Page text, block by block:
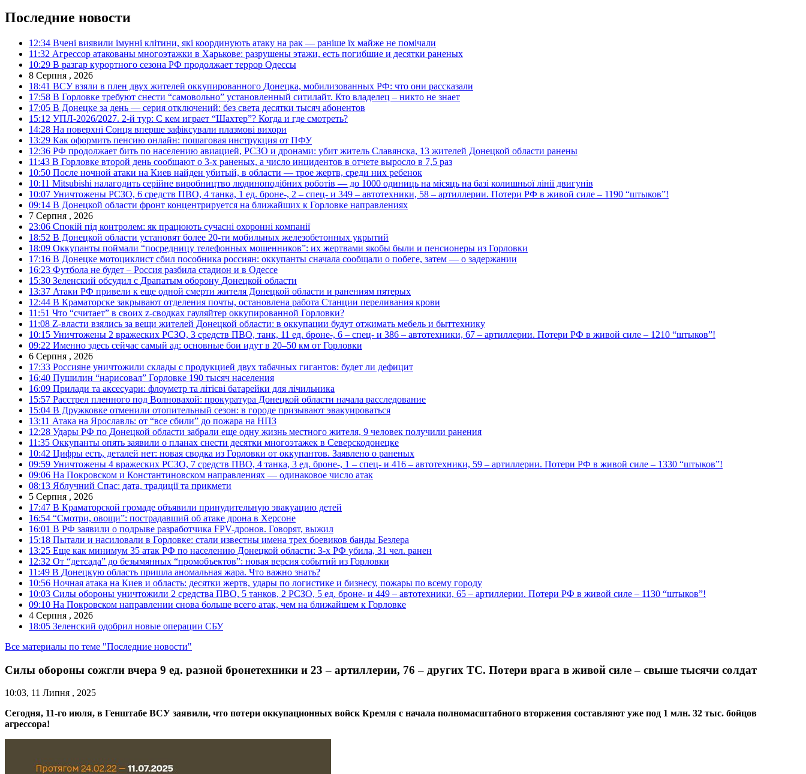
Последние новости
12:34 Вчені виявили імунні клітини, які координують атаку на рак — раніше їх майже не помічали
11:32 Агрессор атакованы многоэтажки в Харькове: разрушены этажи, есть погибшие и десятки раненых
10:29 В разгар курортного сезона РФ продолжает террор Одессы
8 Серпня , 2026
18:41 ВСУ взяли в плен двух жителей оккупированного Донецка, мобилизованных РФ: что они рассказали
17:58 В Горловке требуют снести “самовольно” установленный ситилайт. Кто владелец – никто не знает
17:05 В Донецке за день — серия отключений: без света десятки тысяч абонентов
15:12 УПЛ-2026/2027. 2-й тур: С кем играет “Шахтер”? Когда и где смотреть?
14:28 На поверхні Сонця вперше зафіксували плазмові вихори
13:29 Как оформить пенсию онлайн: пошаговая инструкция от ПФУ
12:36 РФ продолжает бить по населению авиацией, РСЗО и дронами: убит житель Славянска, 13 жителей Донецкой области ранены
11:43 В Горловке второй день сообщают о 3-х раненых, а число инцидентов в отчете выросло в 7,5 раз
10:50 После ночной атаки на Киев найден убитый, в области — трое жертв, среди них ребенок
10:11 Mitsubishi налагодить серійне виробництво людиноподібних роботів — до 1000 одиниць на місяць на базі колишньої лінії двигунів
10:07 Уничтожены РСЗО, 6 средств ПВО, 4 танка, 1 ед. броне-, 2 – спец- и 349 – автотехники, 58 – артиллерии. Потери РФ в живой силе – 1190 “штыков”!
09:14 В Донецкой области фронт концентрируется на ближайших к Горловке направлениях
7 Серпня , 2026
23:06 Спокій під контролем: як працюють сучасні охоронні компанії
18:52 В Донецкой области установят более 20-ти мобильных железобетонных укрытий
18:09 Оккупанты поймали “посредницу телефонных мошенников”: их жертвами якобы были и пенсионеры из Горловки
17:16 В Донецке мотоциклист сбил пособника россиян: оккупанты сначала сообщали о побеге, затем — о задержании
16:23 Футбола не будет – Россия разбила стадион и в Одессе
15:30 Зеленский обсудил с Драпатым оборону Донецкой области
13:37 Атаки РФ привели к еще одной смерти жителя Донецкой области и ранениям пятерых
12:44 В Краматорске закрывают отделения почты, остановлена работа Станции переливания крови
11:51 Что “считает” в своих z-сводках гауляйтер оккупированной Горловки?
11:08 Z-власти взялись за вещи жителей Донецкой области: в оккупации будут отжимать мебель и быттехнику
10:15 Уничтожены 2 вражеских РСЗО, 3 средств ПВО, танк, 11 ед. броне-, 6 – спец- и 386 – автотехники, 67 – артиллерии. Потери РФ в живой силе – 1210 “штыков”!
09:22 Именно здесь сейчас самый ад: основные бои идут в 20–50 км от Горловки
6 Серпня , 2026
17:33 Россияне уничтожили склады с продукцией двух табачных гигантов: будет ли дефицит
16:40 Пушилин “нарисовал” Горловке 190 тысяч населения
16:09 Прилади та аксесуари: флоуметр та літієві батарейки для лічильника
15:57 Расстрел пленного под Волновахой: прокуратура Донецкой области начала расследование
15:04 В Дружковке отменили отопительный сезон: в городе призывают эвакуироваться
13:11 Атака на Ярославль: от “все сбили” до пожара на НПЗ
12:28 Удары РФ по Донецкой области забрали еще одну жизнь местного жителя, 9 человек получили ранения
11:35 Оккупанты опять заявили о планах снести десятки многоэтажек в Северскодонецке
10:42 Цифры есть, деталей нет: новая сводка из Горловки от оккупантов. Заявлено о раненых
09:59 Уничтожены 4 вражеских РСЗО, 7 средств ПВО, 4 танка, 3 ед. броне-, 1 – спец- и 416 – автотехники, 59 – артиллерии. Потери РФ в живой силе – 1330 “штыков”!
09:06 На Покровском и Константиновском направлениях — одинаковое число атак
08:13 Яблучний Спас: дата, традиції та прикмети
5 Серпня , 2026
17:47 В Краматорской громаде объявили принудительную эвакуацию детей
16:54 “Смотри, овощи”: пострадавший об атаке дрона в Херсоне
16:01 В РФ заявили о подрыве разработчика FPV-дронов. Говорят, выжил
15:18 Пытали и насиловали в Горловке: стали известны имена трех боевиков банды Безлера
13:25 Еще как минимум 35 атак РФ по населению Донецкой области: 3-х РФ убила, 31 чел. ранен
12:32 От “детсада” до безымянных “промобъектов”: новая версия событий из Горловки
11:49 В Донецкую область пришла аномальная жара. Что важно знать?
10:56 Ночная атака на Киев и область: десятки жертв, удары по логистике и бизнесу, пожары по всему городу
10:03 Силы обороны уничтожили 2 средства ПВО, 5 танков, 2 РСЗО, 5 ед. броне- и 449 – автотехники, 65 – артиллерии. Потери РФ в живой силе – 1130 “штыков”!
09:10 На Покровском направлении снова больше всего атак, чем на ближайшем к Горловке
4 Серпня , 2026
18:05 Зеленский одобрил новые операции СБУ
Все материалы по теме "Последние новости"
Силы обороны сожгли вчера 9 ед. разной бронетехники и 23 – артиллерии, 76 – других ТС. Потери врага в живой силе – свыше тысячи солдат
10:03, 11 Липня , 2025
Сегодня, 11-го июля, в Генштабе ВСУ заявили, что потери оккупационных войск Кремля с начала полномасштабного вторжения составляют уже под 1 млн. 32 тыс. бойцов
агрессора!